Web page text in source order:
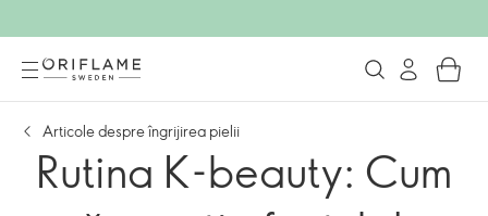
Articole despre îngrijirea pielii
Rutina K-beauty: Cum